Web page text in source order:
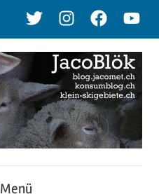
TwitterInstagramFacebook
Menü